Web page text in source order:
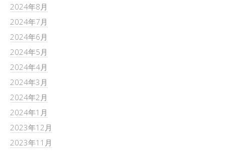
2024年8月
2024年7月
2024年6月
2024年5月
2024年4月
2024年3月
2024年2月
2024年1月
2023年12月
2023年11月